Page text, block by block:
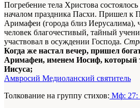
Погребение тела Христова
началом праздника Пасхи. Пришел к
Аримафеи (города близ Иерусалима),
человек благочестивый, тайный
участвовал в осуждении Господа.
Когда же настал вечер, пришел
Аримафеи, именем Иосиф, который
Иисуса;
Амвросий Медиоланский святитель
Толкование на группу стихов: Мф: 27: